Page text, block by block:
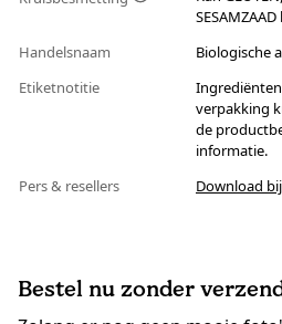
Handelsnaam
Biologische
Etiketnotitie
verpakking
de
informatie.
Pers & resellers
Download
Bestel nu zonder